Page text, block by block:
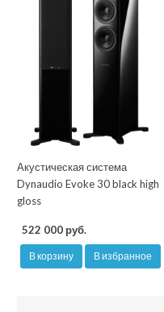
Акустическая система
Dynaudio Evoke 30 black high
gloss
522 000 руб.
В корзину В избранное